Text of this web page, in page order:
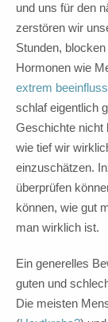
und uns für den
zerstören wir
Stunden,
Hormonen wie
extrem
schlaf eigentlich
Geschichte nicht
wie tief wir
einzuschätzen.
überprüfen
können, wie gut
man wirklich ist.
Ein generelles
guten und
Die meisten